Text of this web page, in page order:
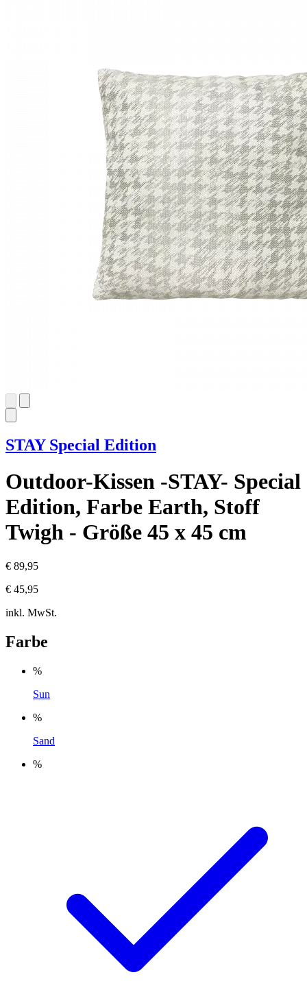
STAY Special Edition
Outdoor-Kissen -STAY- Special
Edition, Farbe Earth, Stoff
Twigh - Größe 45 x 45 cm
€ 89,95
€ 45,95
inkl. MwSt.
Farbe
%
Sun
%
Sand
%